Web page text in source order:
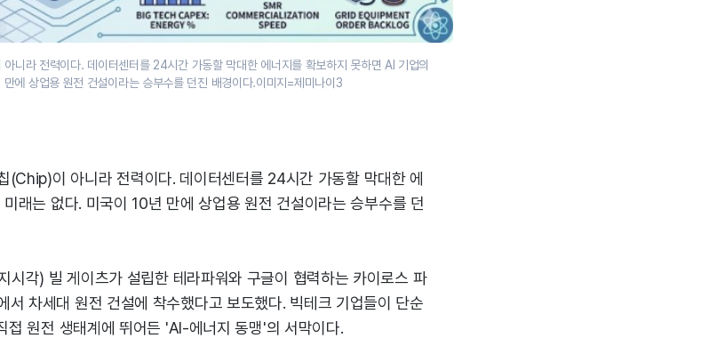
니라 전력이다. 데이터센터를 24시간 가동할 막대한 에너지를 확보하지 못하면 AI 기업의
에 상업용 원전 건설이라는 승부수를 던진 배경이다.이미지=제미나이3
(Chip)이 아니라 전력이다. 데이터센터를 24시간 가동할 막대한 에
래는 없다. 미국이 10년 만에 상업용 원전 건설이라는 승부수를 던
각) 빌 게이츠가 설립한 테라파워와 구글이 협력하는 카이로스 파
서 차세대 원전 건설에 착수했다고 보도했다. 빅테크 기업들이 단순
접 원전 생태계에 뛰어든 'AI-에너지 동맹'의 서막이다.